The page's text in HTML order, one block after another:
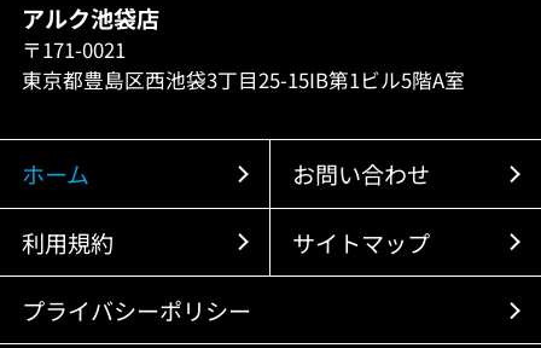
アルク池袋店
〒171-0021
東京都豊島区西池袋3丁目25-15IB第1ビル5階A室
ホーム お問い合わせ
利用規約 サイトマップ
プライバシーポリシー